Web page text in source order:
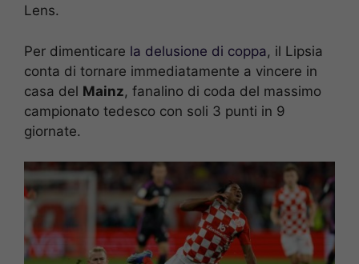
Lens.
Per dimenticare la delusione di coppa, il Lipsia
conta di tornare immediatamente a vincere in
casa del Mainz, fanalino di coda del massimo
campionato tedesco con soli 3 punti in 9
giornate.